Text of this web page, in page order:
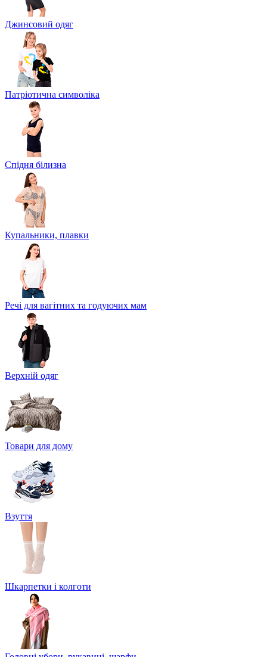
Джинсовий одяг
Патріотична символіка
Спідня білизна
Купальники, плавки
Речі для вагітних та годуючих мам
Верхній одяг
Товари для дому
Взуття
Шкарпетки і колготи